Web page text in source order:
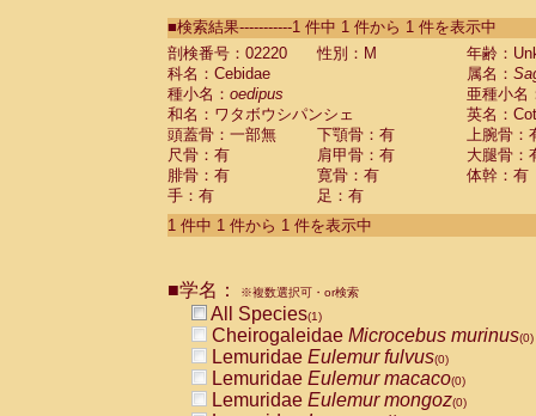
CebidaeSaguinus labiatus(0)
Cebidae Saguinus leucopus (0)
Cebidae
Cebidae
CebidaeSaguinus nigricollis (0)
Cebidae Saguinus oedipus
Cebidae Saguinus weddelli
Cebidae Saguinusspp.
Cebidae Aotus trivirgatus
Cebidae Cebus albifrons
CebidaeCebus nigrivittatus
CebidaeCebus
CebidaeSaimiri boliviensis(0)
CebidaeSaimiri sciureus(0)
AtelidaeAlouatta caraya(0)
AtelidaeAlouatta fusca(0)
■検索結果-----------1 件中 1 件から 1 件を表示中
剖検番号：02220
性別：M
年齢：
科名：Cebidae
属名：
種小名： oedipus
亜種小名
和名：ワタボウシパンシェ
英名：
頭蓋骨：一部無
下顎骨：有
上腕骨：
尺骨：有
肩甲骨：有
大腿骨：
腓骨：有
寛骨：有
体幹：有
手：有
足：有
1 件中 1 件から 1 件を表示中
■学名： ※複数選択可・or検索
All Species(1)
Cheirogaleidae Microcebus murinus(0)
Lemuridae Eulemur fulvus(0)
Lemuridae Eulemur macaco(0)
Lemuridae Eulemur mongoz(0)